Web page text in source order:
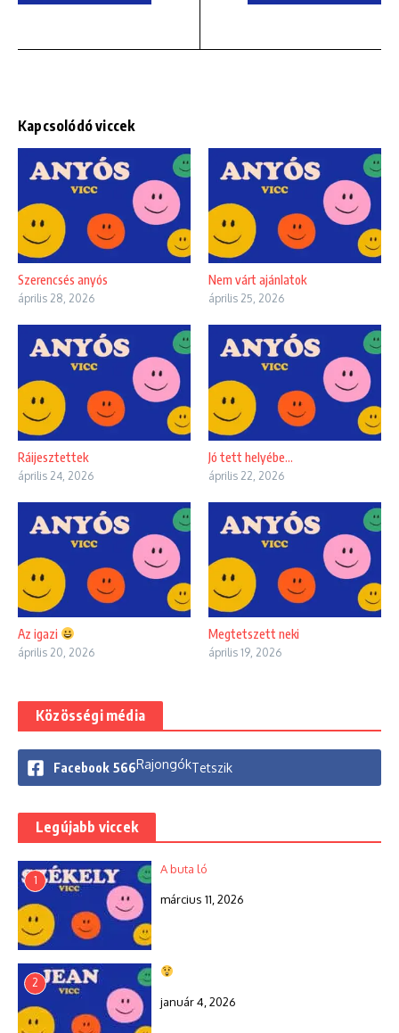
Kapcsolódó viccek
Szerencsés anyós
április 28, 2026
Nem várt ajánlatok
április 25, 2026
Ráijesztettek
április 24, 2026
Jó tett helyébe…
április 22, 2026
Az igazi
április 20, 2026
Megtetszett neki
április 19, 2026
Közösségi média
Facebook 566RajongókTetszik
Legújabb viccek
1
A buta ló
március 11, 2026
2
január 4, 2026